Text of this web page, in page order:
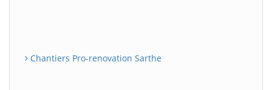
Chantiers Pro-renovation Sarthe